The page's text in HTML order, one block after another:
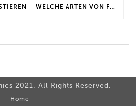
REICH DURCH INVESTIEREN – WELCHE ARTEN VON FONDS GIBT ES?
2021. All Rights Reserved.
Home